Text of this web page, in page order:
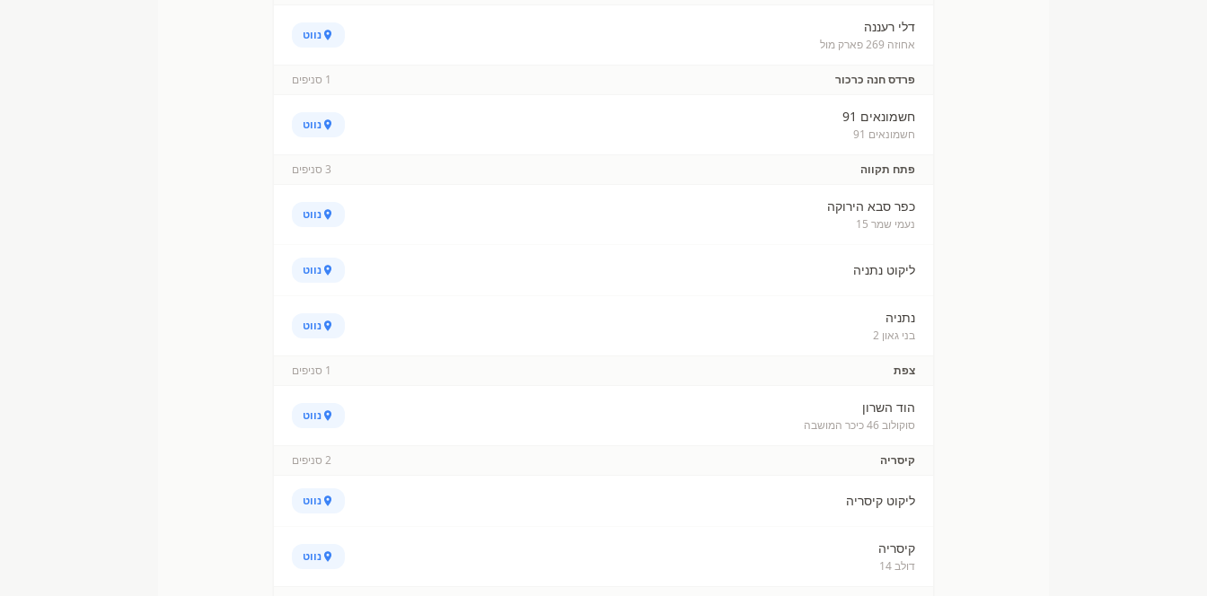
דלי רעננה
אחוזה 269 פארק מול
נווט
פרדס חנה כרכור 1 סניפים
חשמונאים 91
חשמונאים 91
נווט
פתח תקווה 3 סניפים
כפר סבא הירוקה
נעמי שמר 15
נווט
ליקוט נתניה נווט
נתניה
בני גאון 2
נווט
צפת 1 סניפים
הוד השרון
סוקולוב 46 כיכר המושבה
נווט
קיסריה 2 סניפים
ליקוט קיסריה נווט
קיסריה
דולב 14
נווט